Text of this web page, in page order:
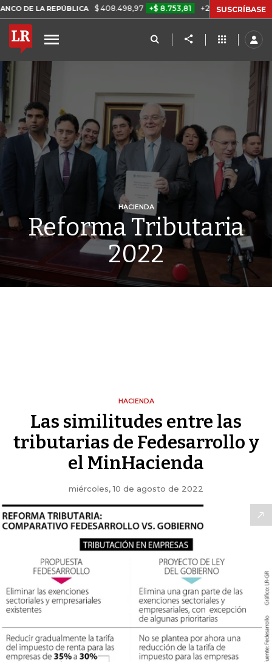
REPÚBLICA $ 408.498,97 +$ 8.753,81 +2,19% TASA DE USURA
SUSCRÍBASE
HACIENDA
Reforma Tributaria
2022
HACIENDA
Las similitudes entre las
tributarias de Fedesarrollo y
el MinHacienda
miércoles, 10 de agosto de 2022